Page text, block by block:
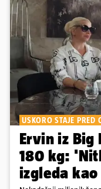
USKORO STAJE PRED
Ervin iz Big
180 kg:
izgleda